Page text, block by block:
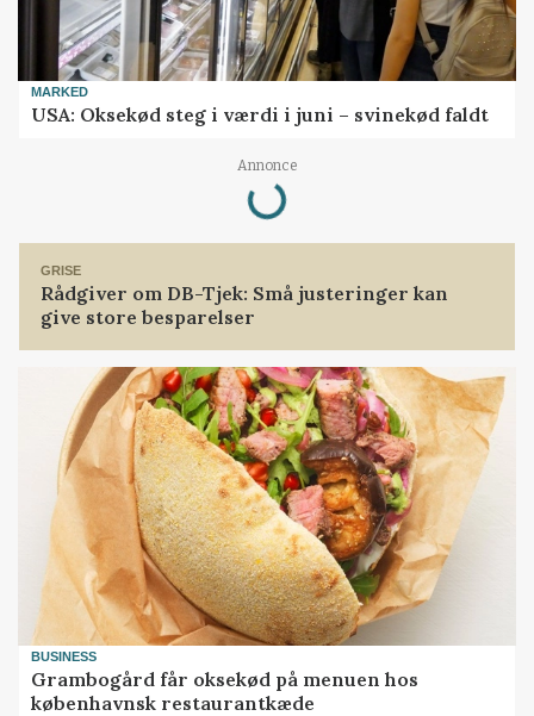
MARKED
USA: Oksekød steg i værdi i juni – svinekød faldt
Annonce
Loading...
GRISE
Rådgiver om DB-Tjek: Små justeringer kan
give store besparelser
BUSINESS
Grambogård får oksekød på menuen hos
københavnsk restaurantkæde